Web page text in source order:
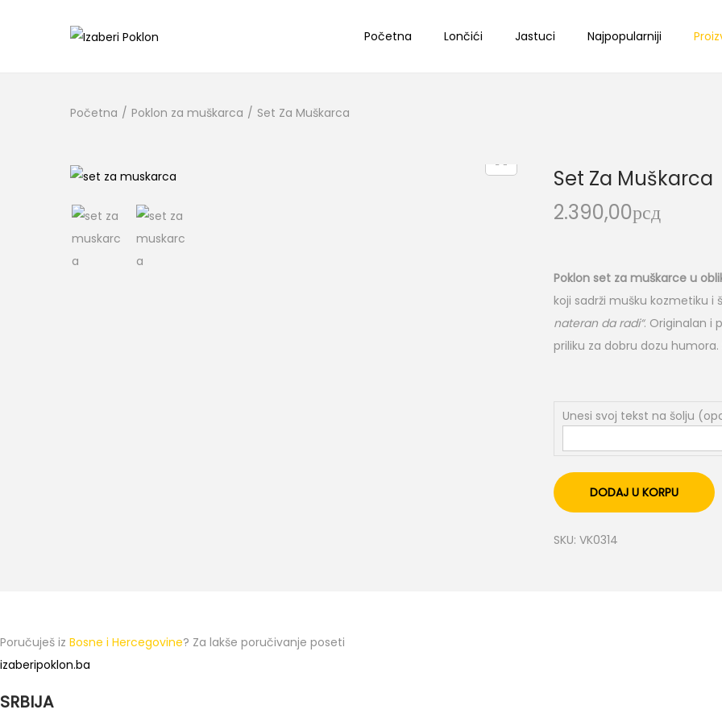
Početna Lončići Jastuci Najpopularniji
Početna / Poklon za muškarca / Set Za Muškarca
Set Za Muškarca
2.390,00рсд
Poklon set za muškarce u
koji sadrži mušku kozmetiku
nateran da radi“. Originalan i
priliku za dobru dozu
Unesi svoj tekst na šolju
DODAJ U KORPU
SKU: VK0314
Poručuješ iz Bosne i Hercegovine? Za lakše poručivanje poseti
izaberipoklon.ba
SRBIJA